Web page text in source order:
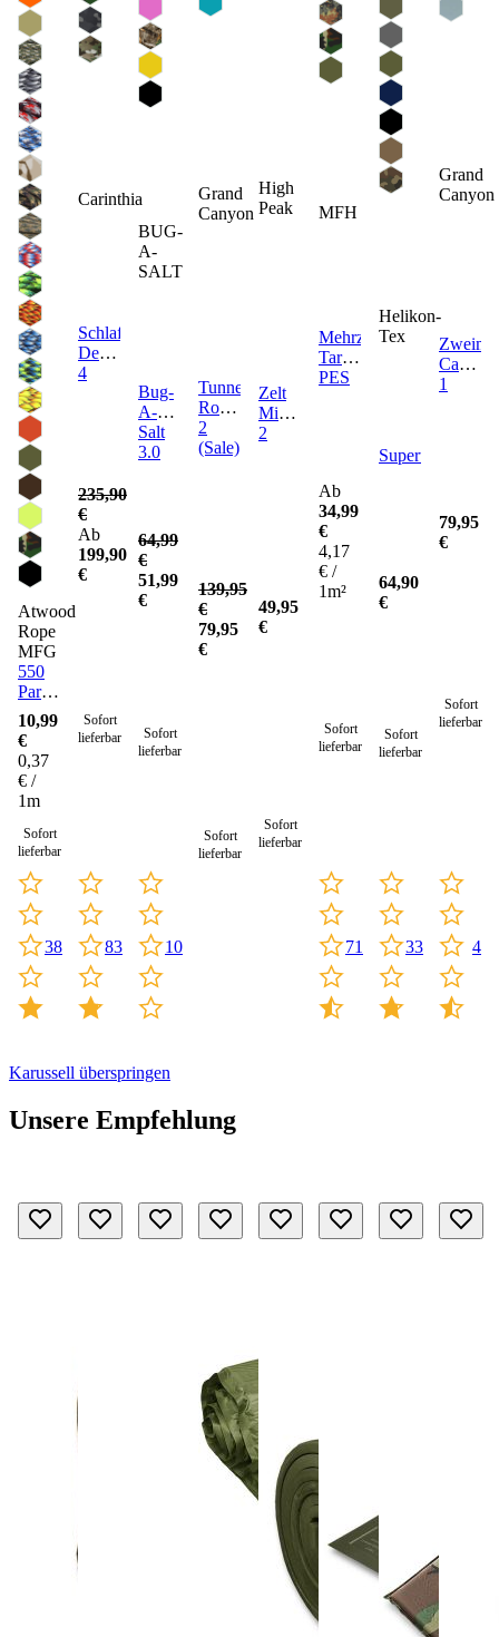
Atwood
Rope
MFG
550
Paracord
Seil 4
mm -
30
Meter
10,99
€
0,37
€ /
1m
Sofort
lieferbar
38
Carinthia
Schlafsack
Defence
4
235,90
€
Ab
199,90
€
Sofort
lieferbar
83
BUG-
A-
SALT
Bug-
A-
Salt
3.0
64,99
€
51,99
€
Sofort
lieferbar
10
Grand
Canyon
Tunnelzelt
Robson
2
(Sale)
139,95
€
79,95
€
Sofort
lieferbar
High
Peak
Zelt
Minipack
2
49,95
€
Sofort
lieferbar
MFH
Mehrzweckplane
Tarp
PES
Ab
34,99
€
4,17
€ /
1m²
Sofort
lieferbar
71
Helikon-
Tex
Supertarp
64,90
€
Sofort
lieferbar
33
Grand
Canyon
Cardova
1
79,95
€
Sofort
lieferbar
4
Karussell überspringen
Unsere Empfehlung